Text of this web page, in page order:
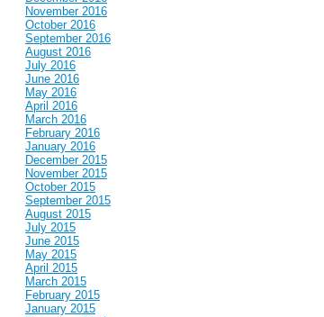
November 2016
October 2016
September 2016
August 2016
July 2016
June 2016
May 2016
April 2016
March 2016
February 2016
January 2016
December 2015
November 2015
October 2015
September 2015
August 2015
July 2015
June 2015
May 2015
April 2015
March 2015
February 2015
January 2015